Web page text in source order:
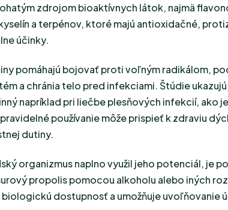
zdrojom bioaktívnych látok, najmä
a terpénov, ktoré majú antioxidačné,
účinky.
pomáhajú bojovať proti voľným radikálom,
a chránia telo pred infekciami. Štúdie
napríklad pri liečbe plesňových infekcií, ako
používanie môže prispieť k zdraviu
dutiny.
organizmus naplno využil jeho potenciál, je
propolis pomocou alkoholu alebo iných
biologickú dostupnosť a umožňuje uvoľňovanie